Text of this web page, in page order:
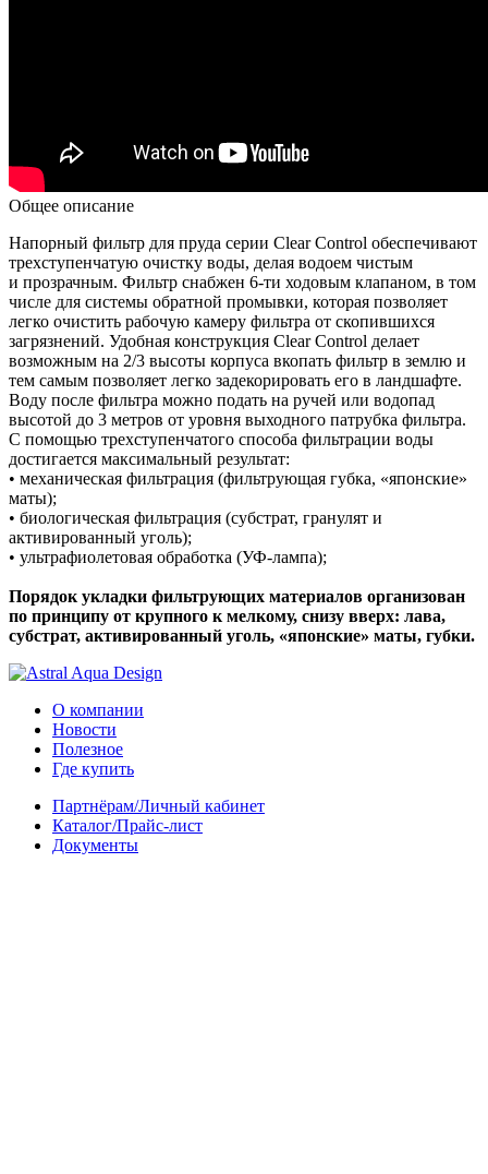
Общее описание
Напорный фильтр для пруда серии Clear Control обеспечивают
трехступенчатую очистку воды, делая водоем чистым
и прозрачным. Фильтр снабжен 6-ти ходовым клапаном, в том
числе для системы обратной промывки, которая позволяет
легко очистить рабочую камеру фильтра от скопившихся
загрязнений. Удобная конструкция Clear Control делает
возможным на 2/3 высоты корпуса вкопать фильтр в землю и
тем самым позволяет легко задекорировать его в ландшафте.
Воду после фильтра можно подать на ручей или водопад
высотой до 3 метров от уровня выходного патрубка фильтра.
С помощью трехступенчатого способа фильтрации воды
достигается максимальный результат:
• механическая фильтрация (фильтрующая губка, «японские»
маты);
• биологическая фильтрация (субстрат, гранулят и
активированный уголь);
• ультрафиолетовая обработка (УФ-лампа);
Порядок укладки фильтрующих материалов организован
по принципу от крупного к мелкому, снизу вверх: лава,
субстрат, активированный уголь, «японские» маты, губки.
О компании
Новости
Полезное
Где купить
Партнёрам/Личный кабинет
Каталог/Прайс-лист
Документы